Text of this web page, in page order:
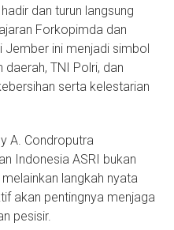
dan turun langsung
Forkopimda dan
Jember ini menjadi simbol
TNI Polri, dan
serta kelestarian
A. Condroputra
Indonesia ASRI bukan
langkah nyata
akan pentingnya menjaga
pesisir.